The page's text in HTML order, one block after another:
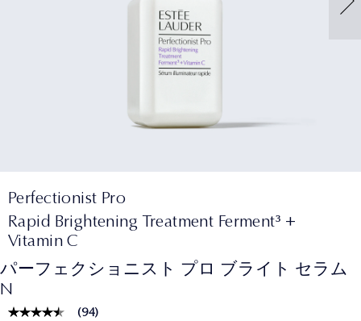
Perfectionist Pro
Rapid Brightening Treatment Ferment³ +
Vitamin C
パーフェクショニスト プロ ブライト セラム
N
(94)